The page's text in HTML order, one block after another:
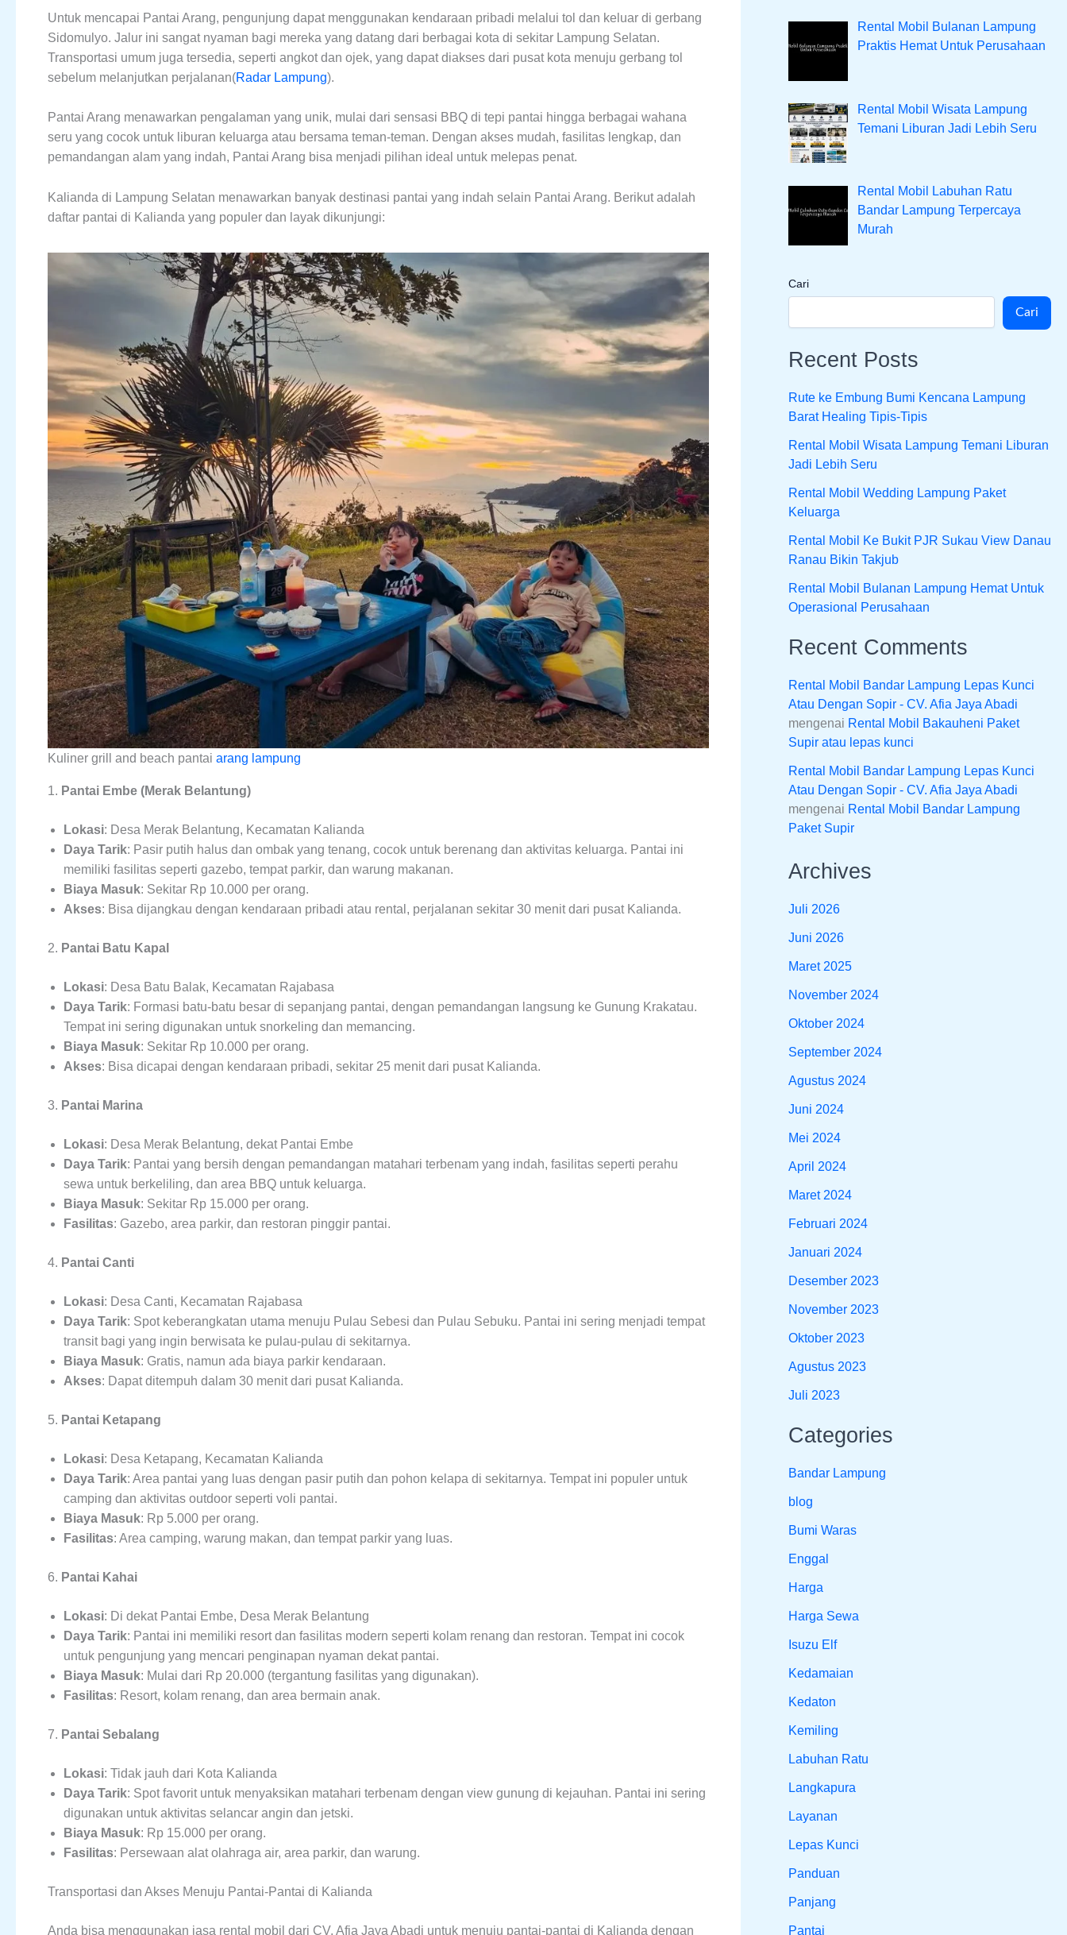
Untuk mencapai Pantai Arang, pengunjung dapat menggunakan kendaraan pribadi melalui tol dan keluar di gerbang
Sidomulyo. Jalur ini sangat nyaman bagi mereka yang datang dari berbagai kota di sekitar Lampung Selatan.
Transportasi umum juga tersedia, seperti angkot dan ojek, yang dapat diakses dari pusat kota menuju gerbang tol
sebelum melanjutkan perjalanan​(Radar Lampung).
Pantai Arang menawarkan pengalaman yang unik, mulai dari sensasi BBQ di tepi pantai hingga berbagai wahana
seru yang cocok untuk liburan keluarga atau bersama teman-teman. Dengan akses mudah, fasilitas lengkap, dan
pemandangan alam yang indah, Pantai Arang bisa menjadi pilihan ideal untuk melepas penat.
Kalianda di Lampung Selatan menawarkan banyak destinasi pantai yang indah selain Pantai Arang. Berikut adalah
daftar pantai di Kalianda yang populer dan layak dikunjungi:
Kuliner grill and beach pantai arang lampung
1. Pantai Embe (Merak Belantung)
Lokasi: Desa Merak Belantung, Kecamatan Kalianda
Daya Tarik: Pasir putih halus dan ombak yang tenang, cocok untuk berenang dan aktivitas keluarga. Pantai ini
memiliki fasilitas seperti gazebo, tempat parkir, dan warung makanan.
Biaya Masuk: Sekitar Rp 10.000 per orang.
Akses: Bisa dijangkau dengan kendaraan pribadi atau rental, perjalanan sekitar 30 menit dari pusat Kalianda.
2. Pantai Batu Kapal
Lokasi: Desa Batu Balak, Kecamatan Rajabasa
Daya Tarik: Formasi batu-batu besar di sepanjang pantai, dengan pemandangan langsung ke Gunung Krakatau.
Tempat ini sering digunakan untuk snorkeling dan memancing.
Biaya Masuk: Sekitar Rp 10.000 per orang.
Akses: Bisa dicapai dengan kendaraan pribadi, sekitar 25 menit dari pusat Kalianda.
3. Pantai Marina
Lokasi: Desa Merak Belantung, dekat Pantai Embe
Daya Tarik: Pantai yang bersih dengan pemandangan matahari terbenam yang indah, fasilitas seperti perahu
sewa untuk berkeliling, dan area BBQ untuk keluarga.
Biaya Masuk: Sekitar Rp 15.000 per orang.
Fasilitas: Gazebo, area parkir, dan restoran pinggir pantai.
4. Pantai Canti
Lokasi: Desa Canti, Kecamatan Rajabasa
Daya Tarik: Spot keberangkatan utama menuju Pulau Sebesi dan Pulau Sebuku. Pantai ini sering menjadi tempat
transit bagi yang ingin berwisata ke pulau-pulau di sekitarnya.
Biaya Masuk: Gratis, namun ada biaya parkir kendaraan.
Akses: Dapat ditempuh dalam 30 menit dari pusat Kalianda.
5. Pantai Ketapang
Lokasi: Desa Ketapang, Kecamatan Kalianda
Daya Tarik: Area pantai yang luas dengan pasir putih dan pohon kelapa di sekitarnya. Tempat ini populer untuk
camping dan aktivitas outdoor seperti voli pantai.
Biaya Masuk: Rp 5.000 per orang.
Fasilitas: Area camping, warung makan, dan tempat parkir yang luas.
6. Pantai Kahai
Lokasi: Di dekat Pantai Embe, Desa Merak Belantung
Daya Tarik: Pantai ini memiliki resort dan fasilitas modern seperti kolam renang dan restoran. Tempat ini cocok
untuk pengunjung yang mencari penginapan nyaman dekat pantai.
Biaya Masuk: Mulai dari Rp 20.000 (tergantung fasilitas yang digunakan).
Fasilitas: Resort, kolam renang, dan area bermain anak.
7. Pantai Sebalang
Lokasi: Tidak jauh dari Kota Kalianda
Daya Tarik: Spot favorit untuk menyaksikan matahari terbenam dengan view gunung di kejauhan. Pantai ini sering
digunakan untuk aktivitas selancar angin dan jetski.
Biaya Masuk: Rp 15.000 per orang.
Fasilitas: Persewaan alat olahraga air, area parkir, dan warung.
Transportasi dan Akses Menuju Pantai-Pantai di Kalianda
Anda bisa menggunakan jasa rental mobil dari CV. Afia Jaya Abadi untuk menuju pantai-pantai di Kalianda dengan
Rental Mobil Bulanan Lampung
Praktis Hemat Untuk Perusahaan
Rental Mobil Wisata Lampung
Temani Liburan Jadi Lebih Seru
Rental Mobil Labuhan Ratu
Bandar Lampung Terpercaya
Murah
Cari
Cari
Recent Posts
Rute ke Embung Bumi Kencana Lampung
Barat Healing Tipis-Tipis
Rental Mobil Wisata Lampung Temani Liburan
Jadi Lebih Seru
Rental Mobil Wedding Lampung Paket
Keluarga
Rental Mobil Ke Bukit PJR Sukau View Danau
Ranau Bikin Takjub
Rental Mobil Bulanan Lampung Hemat Untuk
Operasional Perusahaan
Recent Comments
Rental Mobil Bandar Lampung Lepas Kunci
Atau Dengan Sopir - CV. Afia Jaya Abadi
mengenai Rental Mobil Bakauheni Paket
Supir atau lepas kunci
Rental Mobil Bandar Lampung Lepas Kunci
Atau Dengan Sopir - CV. Afia Jaya Abadi
mengenai Rental Mobil Bandar Lampung
Paket Supir
Archives
Juli 2026
Juni 2026
Maret 2025
November 2024
Oktober 2024
September 2024
Agustus 2024
Juni 2024
Mei 2024
April 2024
Maret 2024
Februari 2024
Januari 2024
Desember 2023
November 2023
Oktober 2023
Agustus 2023
Juli 2023
Categories
Bandar Lampung
blog
Bumi Waras
Enggal
Harga
Harga Sewa
Isuzu Elf
Kedamaian
Kedaton
Kemiling
Labuhan Ratu
Langkapura
Layanan
Lepas Kunci
Panduan
Panjang
Pantai